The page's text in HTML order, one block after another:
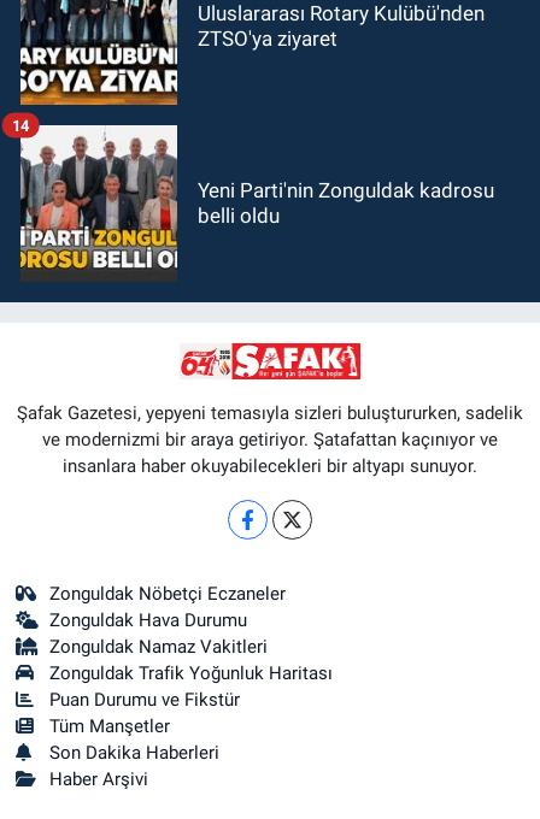
Uluslararası Rotary Kulübü'nden
ZTSO'ya ziyaret
Yeni Parti'nin Zonguldak kadrosu
belli oldu
14
Şafak Gazetesi, yepyeni temasıyla sizleri buluştururken, sadelik
ve modernizmi bir araya getiriyor. Şatafattan kaçınıyor ve
insanlara haber okuyabilecekleri bir altyapı sunuyor.
Zonguldak Nöbetçi Eczaneler
Zonguldak Hava Durumu
Zonguldak Namaz Vakitleri
Zonguldak Trafik Yoğunluk Haritası
Puan Durumu ve Fikstür
Tüm Manşetler
Son Dakika Haberleri
Haber Arşivi